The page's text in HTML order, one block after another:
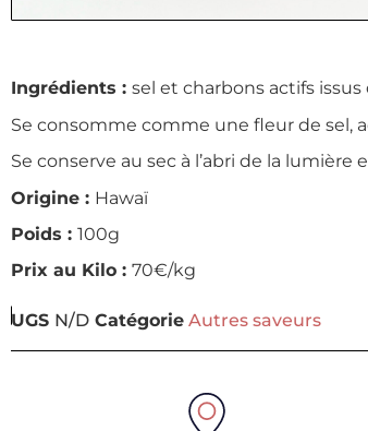
Ingrédients : sel et charbons actifs
Se consomme comme une fleur de sel,
Se conserve au sec à l’abri de la lumière
Origine : Hawaï
Poids : 100g
Prix au Kilo : 70€/kg
UGS N/D Catégorie Autres saveurs